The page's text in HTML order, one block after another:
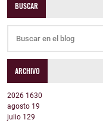
BUSCAR
ARCHIVO
2026 1630
agosto 19
julio 129